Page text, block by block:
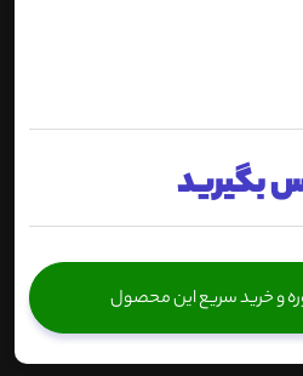
بگیرید
و خرید سریع این محصول